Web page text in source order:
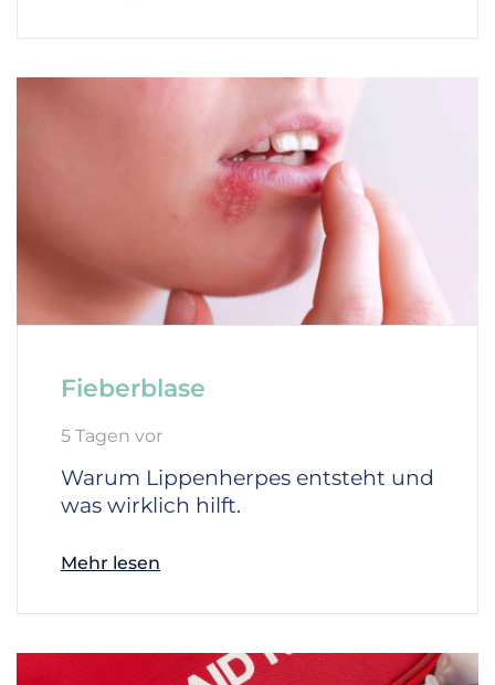
Fieberblase
5 Tagen vor
Warum Lippenherpes entsteht und
was wirklich hilft.
Mehr lesen